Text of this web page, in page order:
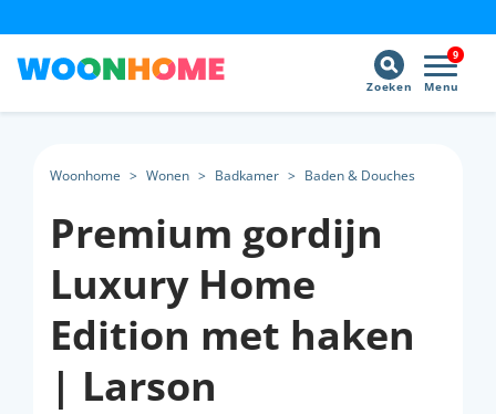
9
Menu
Zoeken
Woonhome > Wonen > Badkamer > Baden & Douches
Premium gordijn
Luxury Home
Edition met haken
| Larson